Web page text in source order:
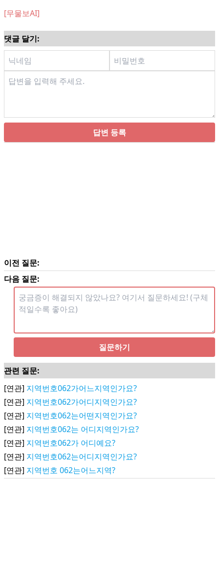
[무물보AI]
댓글 달기:
답변 등록
이전 질문:
다음 질문:
질문하기
관련 질문:
[연관] 지역번호062가어느지역인가요?
[연관] 지역번호062가어디지역인가요?
[연관] 지역번호062는어떤지역인가요?
[연관] 지역번호062는 어디지역인가요?
[연관] 지역번호062가 어디예요?
[연관] 지역번호062는어디지역인가요?
[연관] 지역번호 062는어느지역?